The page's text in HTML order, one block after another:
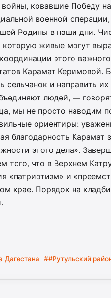
войны, ковавшие Победу
военной
Родины в наши дни.
которую живые могут
этого
Карамат Керимовой.
сельчанок и направить
людей, —
мы не просто наводим
ориентиры:
благодарность Карамат
этого дела».
того, что в Верхнем
«патриотизм» и
крае. Порядок на
Дагестана ##Рутульский